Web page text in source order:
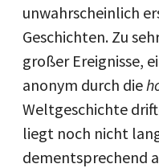
unwahrscheinlich
Geschichten. Zu
großer Ereignisse,
anonym durch die
Weltgeschichte
liegt noch nicht
dementsprechend